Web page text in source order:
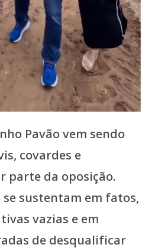
Pavão vem sendo
covardes e
parte da oposição.
sustentam em fatos,
vazias e em
de desqualificar